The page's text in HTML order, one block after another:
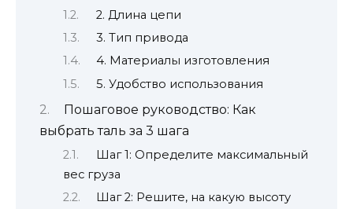
2. Длина цепи
3. Тип привода
4. Материалы изготовления
5. Удобство использования
Пошаговое руководство: Как
выбрать таль за 3 шага
Шаг 1: Определите максимальный
вес груза
Шаг 2: Решите, на какую высоту